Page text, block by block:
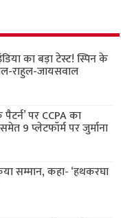
का बड़ा टेस्ट! स्पिन के
राहुल-जायसवाल
पर CCPA का
9 प्लेटफॉर्म पर जुर्माना
सम्मान, कहा- ‘हथकरघा